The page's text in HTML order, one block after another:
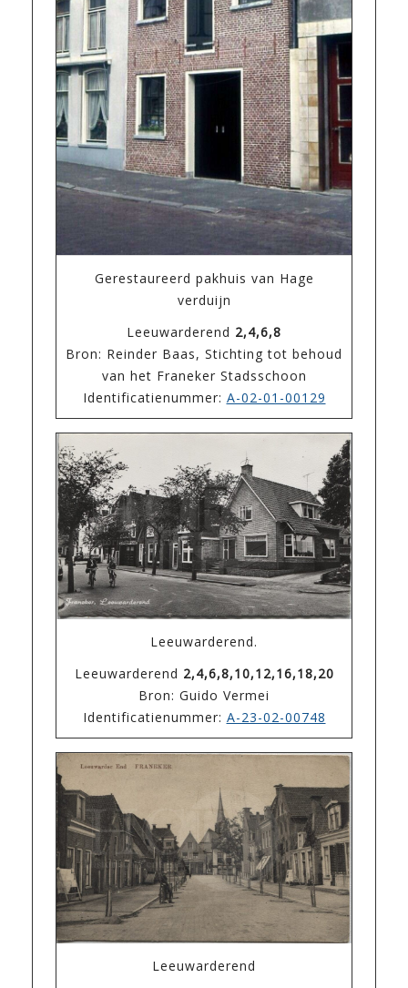
Gerestaureerd pakhuis van Hage
verduijn
Leeuwarderend 2,4,6,8
Bron: Reinder Baas, Stichting tot behoud
van het Franeker Stadsschoon
Identificatienummer: A-02-01-00129
Leeuwarderend.
Leeuwarderend 2,4,6,8,10,12,16,18,20
Bron: Guido Vermei
Identificatienummer: A-23-02-00748
Leeuwarderend